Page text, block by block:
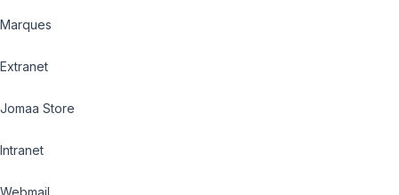
Marques
Extranet
Jomaa Store
Intranet
Webmail